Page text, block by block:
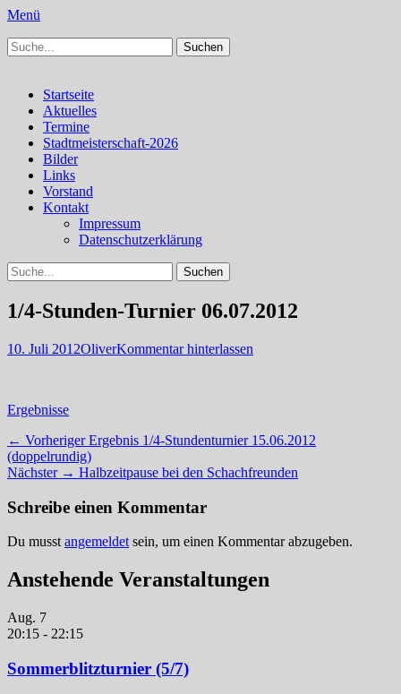
Menü
Schachfreunde Bürstadt
Schachfreunde im Web
Suchen
nach:
Primäres
Menü
Zum
Inhalt
springen
Startseite
Aktuelles
Termine
Stadtmeisterschaft-2026
Bilder
Links
Vorstand
Kontakt
Impressum
Datenschutzerklärung
Suchen
Suchen
nach:
1/4-Stunden-Turnier 06.07.2012
Veröffentlicht
10. Juli 2012Autor
OliverKommentar hinterlassen
Kategorien
Ergebnisse
Beitragsnavigation
← Vorheriger Vorheriger
Beitrag:
Ergebnis 1/4-Stundenturnier 15.06.2012
(doppelrundig)
Nächster → Nächster
Halbzeitpause bei den Schachfreunden
Schreibe einen Kommentar
Du musst angemeldet sein, um einen Kommentar abzugeben.
Anstehende Veranstaltungen
Aug. 7
20:15 - 22:15
Sommerblitzturnier (5/7)